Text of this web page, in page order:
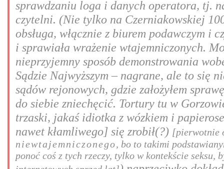
sprawdzaniu loga i danych operatora, tj.
czytelni. (Nie tylko na Czerniakowskiej
obsługa, włącznie z biurem podawczym i
i sprawiała wrażenie wtajemniczonych.
nieprzyjemny sposób demonstrowania
Sądzie Najwyższym – nagrane, ale to się
sądów rejonowych, gdzie założyłem
do siebie zniechęcić. Tortury tu w
trzaski, jakaś idiotka z wózkiem i
nawet kłamliwego] się zrobił(?) [pierwotnie
niewtajemniczonego, bo to takimi
ponoć coś z tych rzeczy, tylko w kontekście seksu,